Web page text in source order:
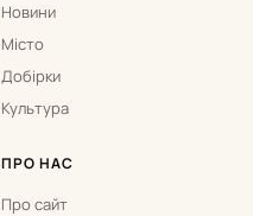
Новини
Місто
Добірки
Культура
ПРО НАС
Про сайт